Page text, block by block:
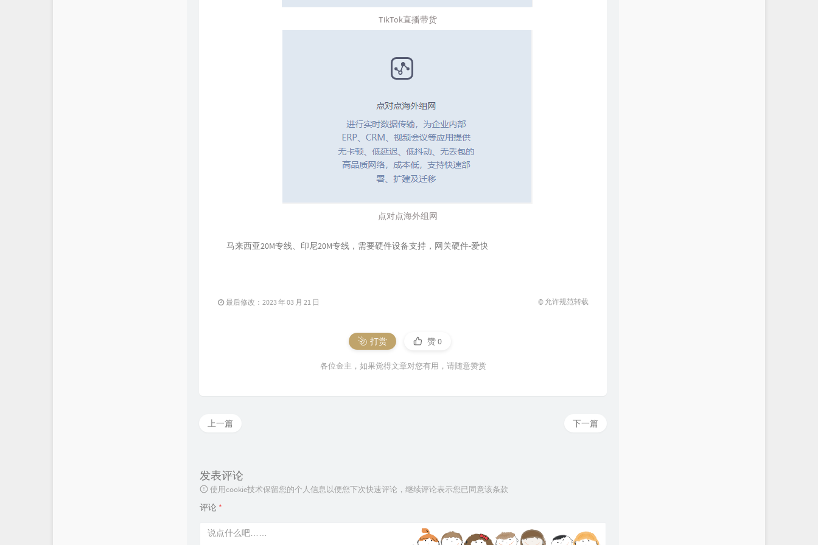
TikTok直播带货
点对点海外组网
马来西亚20M专线、印尼20M专线，需要硬件设备支持，网关硬件-爱快
最后修改：2023 年 03 月 21 日 © 允许规范转载
打赏 赞0
各位金主，如果觉得文章对您有用，请随意赞赏
下一篇
上一篇
发表评论
使用cookie技术保留您的个人信息以便您下次快速评论，继续评论表示您已同意该条款
评论 *